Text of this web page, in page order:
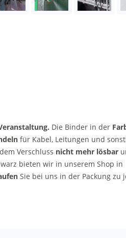
Die Binder in der
für Kabel, Leitungen und
Verschluss nicht mehr lösbar
bieten wir in unserem Shop in
Sie bei uns in der Packung zu